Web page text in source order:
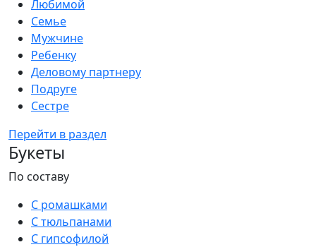
Любимой
Семье
Мужчине
Ребенку
Деловому партнеру
Подруге
Сестре
Перейти в раздел
Букеты
По составу
С ромашками
С тюльпанами
С гипсофилой